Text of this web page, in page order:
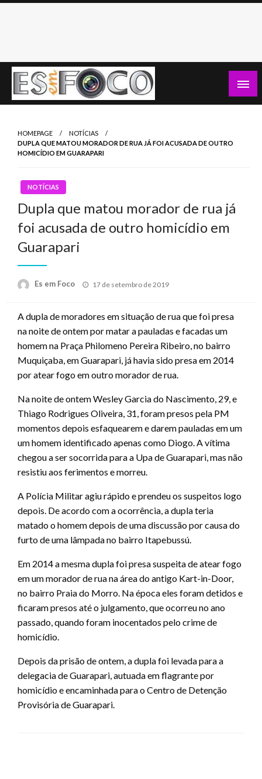
Skip
HOMEPAGE
NOTÍCIAS
DUPLA QUE MATOU MORADOR DE RUA JÁ FOI ACUSADA DE OUTRO
HOMICÍDIO EM GUARAPARI
NOTÍCIAS
Dupla que matou morador de rua já
foi acusada de outro homicídio em
Guarapari
Es em Foco
Posted
17 de setembro de 2019
A dupla de moradores em situação de rua que foi presa
na noite de ontem por matar a pauladas e facadas um
homem na Praça Philomeno Pereira Ribeiro, no bairro
Muquiçaba, em Guarapari, já havia sido presa em 2014
por atear fogo em outro morador de rua.
Na noite de ontem Wesley Garcia do Nascimento, 29, e
Thiago Rodrigues Oliveira, 31, foram presos pela PM
momentos depois esfaquearem e darem pauladas em um
um homem identificado apenas como Diogo. A vítima
chegou a ser socorrida para a Upa de Guarapari, mas não
resistiu aos ferimentos e morreu.
A Polícia Militar agiu rápido e prendeu os suspeitos logo
depois. De acordo com a ocorrência, a dupla teria
matado o homem depois de uma discussão por causa do
furto de uma lâmpada no bairro Itapebussú.
Em 2014 a mesma dupla foi presa suspeita de atear fogo
em um morador de rua na área do antigo Kart-in-Door,
no bairro Praia do Morro. Na época eles foram detidos e
ficaram presos até o julgamento, que ocorreu no ano
passado, quando foram inocentados pelo crime de
homicídio.
Depois da prisão de ontem, a dupla foi levada para a
delegacia de Guarapari, autuada em flagrante por
homicídio e encaminhada para o Centro de Detenção
Provisória de Guarapari.